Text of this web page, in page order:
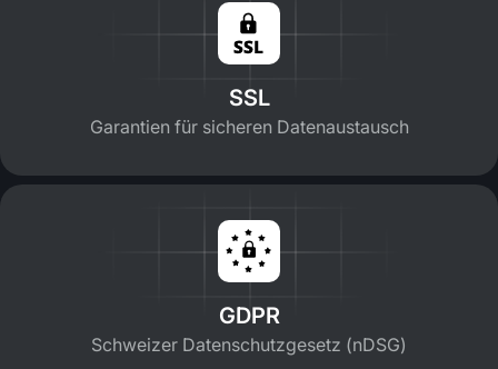
SSL
Garantien für sicheren Datenaustausch
GDPR
Schweizer Datenschutzgesetz (nDSG)